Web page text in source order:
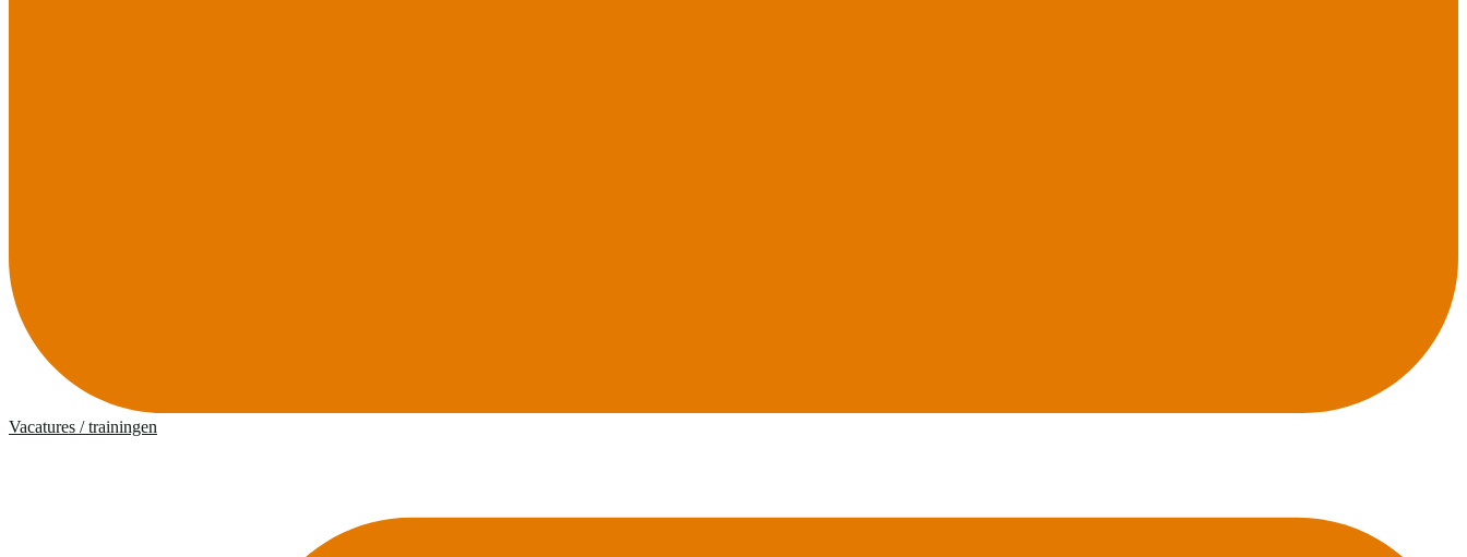
Vacatures / trainingen